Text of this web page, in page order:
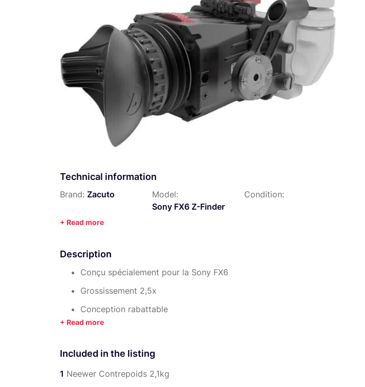
Technical information
Brand: Zacuto
Model:
Sony FX6 Z-Finder
Condition:
+ Read more
Description
Conçu spécialement pour la Sony FX6
Grossissement 2,5x
Conception rabattable
Molette de réglage dioptrique
Included in the listing
1 Neewer Contrepoids 2,1kg